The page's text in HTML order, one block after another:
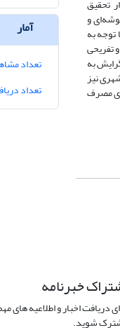
تحقیق
از روش خوشه‌ای و
توجه به
تفریحی
به
نیز
تأثیرگذار بر الگوی مصرف
آمار
تعداد
تعداد
خبرنامه
دریافت اخبار و اطلاعیه های
شوید.